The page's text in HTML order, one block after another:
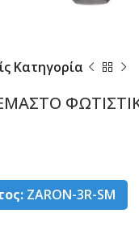
Κατηγορία
ZARON-3R-SM